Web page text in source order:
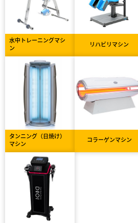
水中トレーニングマシ
ン
リハビリマシン
タンニング（日焼け）
マシン
コラーゲンマシン